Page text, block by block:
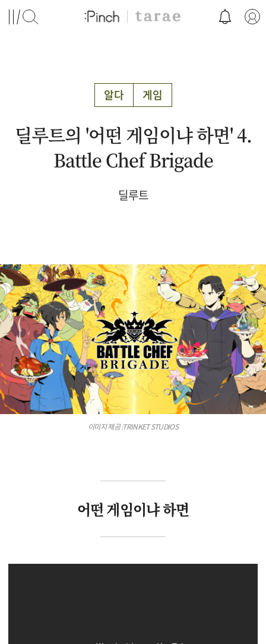
알다 게임
딜루트의 '어떤 게임이냐 하면' 4.
Battle Chef Brigade
딜루트
이미지 제공 :TRINKET STUDIOS
어떤 게임이냐 하면